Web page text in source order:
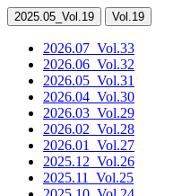
2025.05 _Vol.19 Vol.19
2026.07 _Vol.33
2026.06 _Vol.32
2026.05 _Vol.31
2026.04 _Vol.30
2026.03 _Vol.29
2026.02 _Vol.28
2026.01
_Vol.27
2025.12 _Vol.26
2025.11
_Vol.25